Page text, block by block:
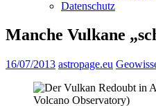
Datenschutz
Manche Vulkane
16/07/2013 astropage.eu